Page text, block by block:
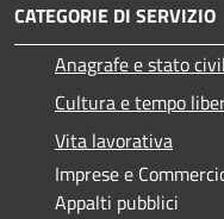
CATEGORIE DI SERVIZIO
Anagrafe e stato
Cultura e tempo
Vita lavorativa
Imprese e
Appalti pubblici